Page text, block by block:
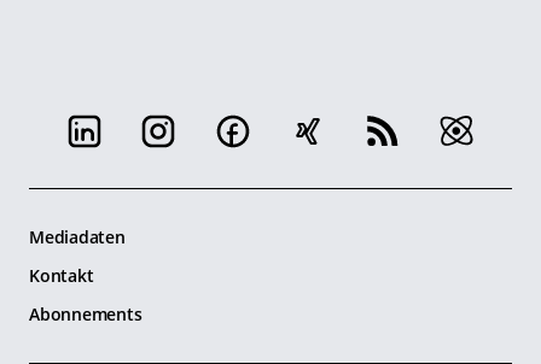
Mediadaten
Kontakt
Abonnements